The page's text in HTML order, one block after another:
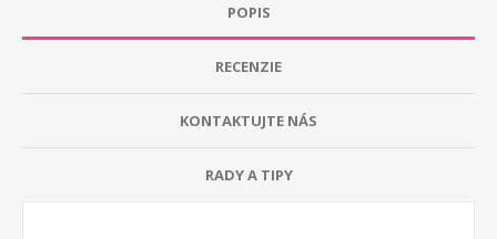
POPIS
RECENZIE
KONTAKTUJTE NÁS
RADY A TIPY